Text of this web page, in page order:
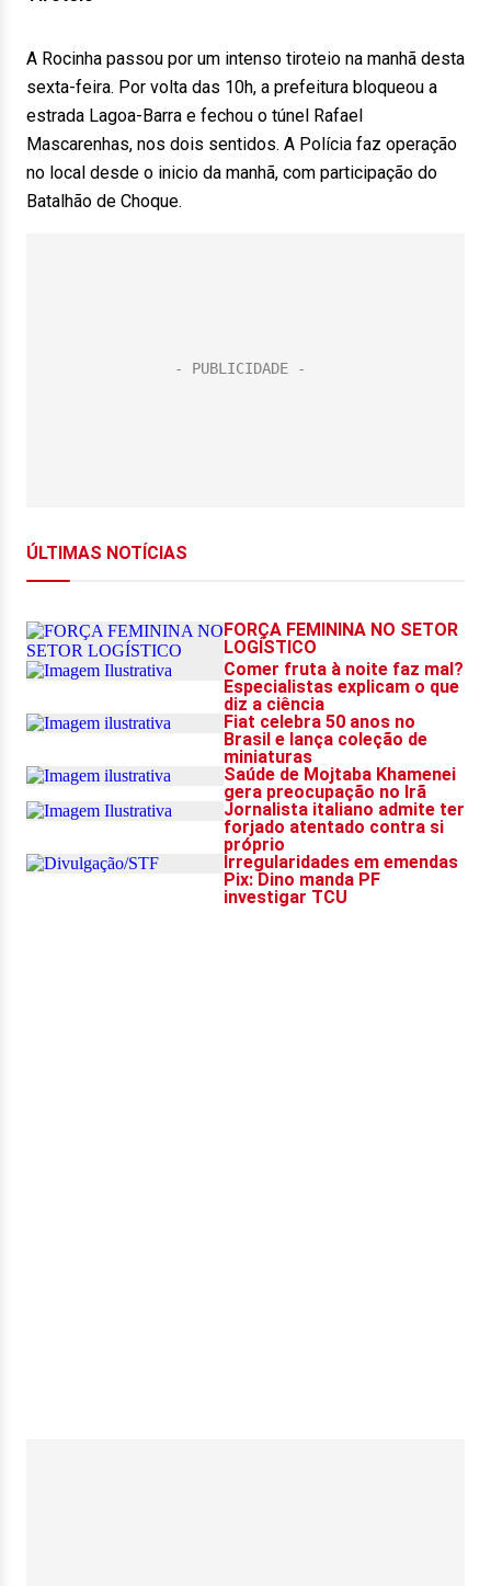
A Rocinha passou por um intenso tiroteio na manhã desta
sexta-feira. Por volta das 10h, a prefeitura bloqueou a
estrada Lagoa-Barra e fechou o túnel Rafael
Mascarenhas, nos dois sentidos. A Polícia faz operação
no local desde o inicio da manhã, com participação do
Batalhão de Choque.